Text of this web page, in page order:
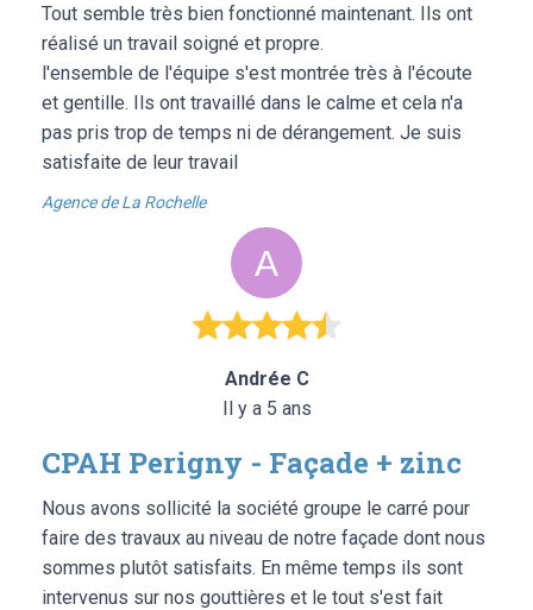
Tout semble très bien fonctionné maintenant. Ils ont
réalisé un travail soigné et propre.
l'ensemble de l'équipe s'est montrée très à l'écoute
et gentille. Ils ont travaillé dans le calme et cela n'a
pas pris trop de temps ni de dérangement. Je suis
satisfaite de leur travail
Agence de La Rochelle
Andrée C
Il y a 5 ans
CPAH Perigny - Façade + zinc
Nous avons sollicité la société groupe le carré pour
faire des travaux au niveau de notre façade dont nous
sommes plutôt satisfaits. En même temps ils sont
intervenus sur nos gouttières et le tout s'est fait